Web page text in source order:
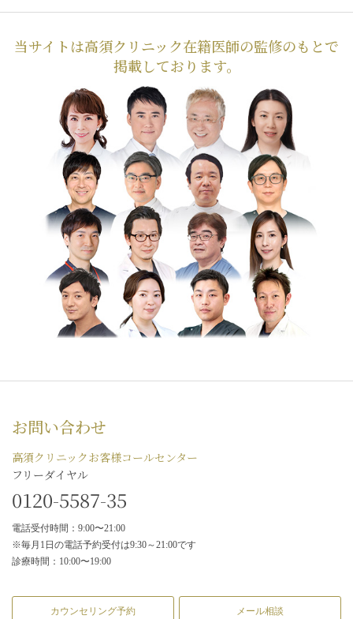
当サイトは高須クリニック在籍医師の監修のもとで
掲載しております。
お問い合わせ
高須クリニックお客様コールセンター
フリーダイヤル
0120-5587-35
電話受付時間：9:00〜21:00
※毎月1日の電話予約受付は9:30～21:00です
診療時間：10:00〜19:00
カウンセリング予約 メール相談